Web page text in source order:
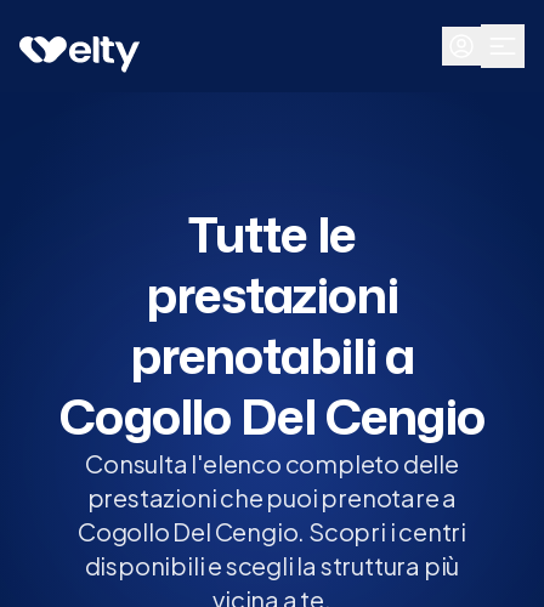
Prenota visita
Tutte le
prestazioni
prenotabili a
Cogollo Del Cengio
Consulta l'elenco completo delle
prestazioni che puoi prenotare a
Cogollo Del Cengio. Scopri i centri
disponibili e scegli la struttura più
vicina a te.